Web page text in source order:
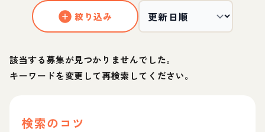
絞り込み
該当する募集が見つかりませんでした。
キーワードを変更して再検索してください。
検索のコツ